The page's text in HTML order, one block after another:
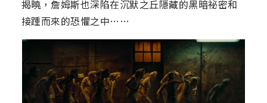
揭曉，詹姆斯也深陷在沉默之丘隱藏的黑暗祕密和
接踵而來的恐懼之中……